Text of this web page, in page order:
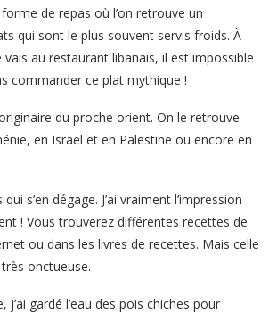
de repas où l’on retrouve un
qui sont le plus souvent servis froids. À
au restaurant libanais, il est impossible
commander ce plat mythique !
du proche orient. On le retrouve
en Israël et en Palestine ou encore en
qui s’en dégage. J’ai vraiment l’impression
! Vous trouverez différentes recettes de
ou dans les livres de recettes. Mais celle
onctueuse.
j’ai gardé l’eau des pois chiches pour